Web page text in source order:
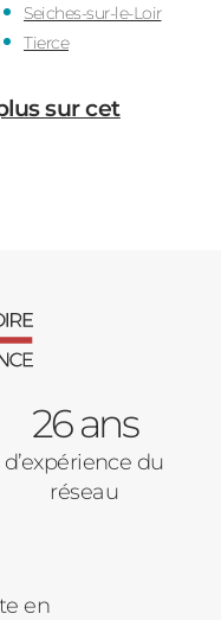
Seiches-sur-le-Loir
Tierce
sur cet
26 ans
d’expérience du
réseau
en